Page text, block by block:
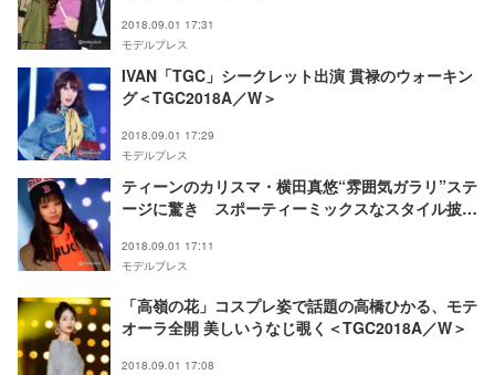
2018.09.01 17:31
モデルプレス
IVAN「TGC」シークレット出演 貫禄のウォーキン
グ＜TGC2018A／W＞
2018.09.01 17:29
モデルプレス
ティーンのカリスマ・横田真悠“雰囲気ガラリ”ステ
ージに驚き スポーティーミックスなスタイル披露
2018.09.01 17:11
モデルプレス
「高嶺の花」コスプレ姿で話題の高橋ひかる、モテ
オーラ全開 美しいうなじ覗く＜TGC2018A／W＞
2018.09.01 17:08